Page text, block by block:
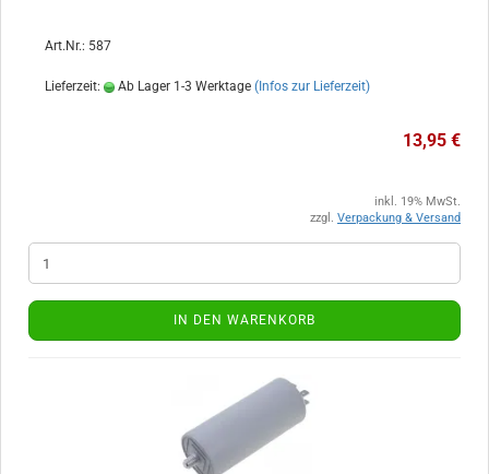
Art.Nr.: 587
Lieferzeit: Ab Lager 1-3 Werktage (Infos zur Lieferzeit)
13,95 €
inkl. 19% MwSt.
zzgl. Verpackung & Versand
IN DEN WARENKORB